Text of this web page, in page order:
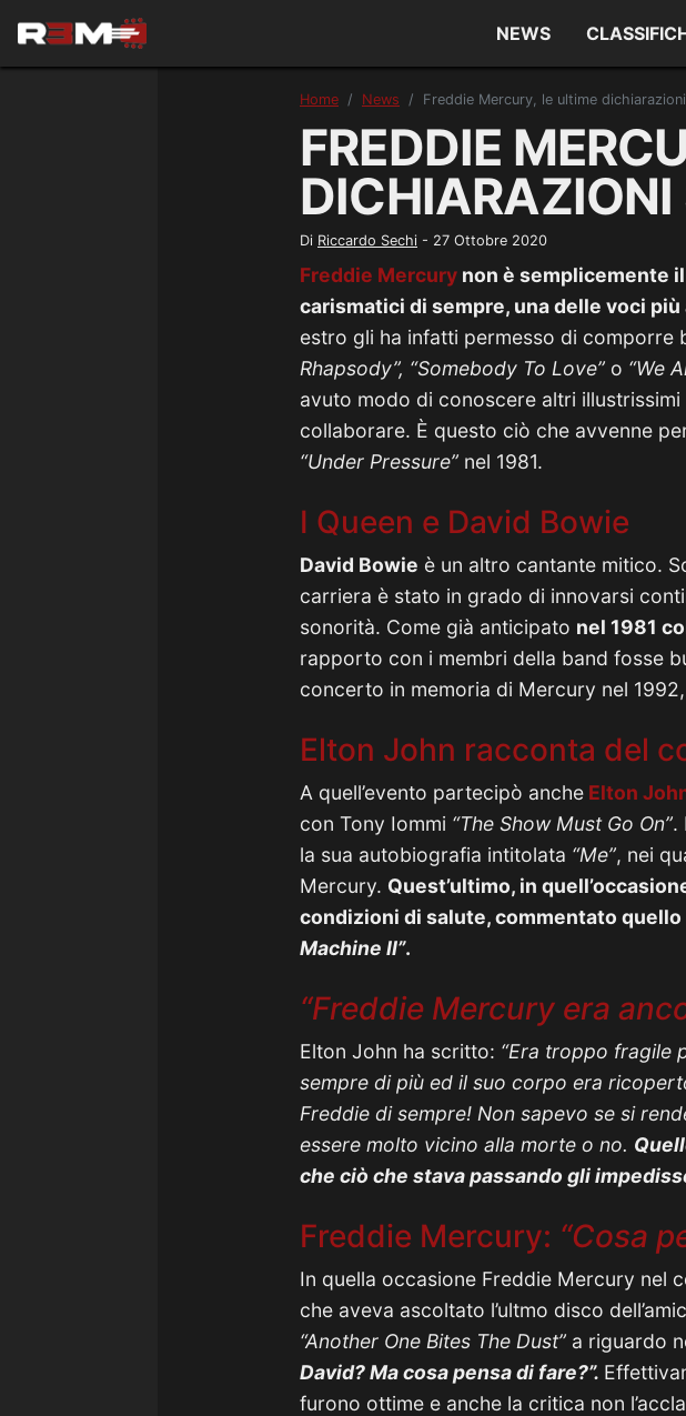
NEWS
Home News Freddie Mercury, le ultime
FREDDIE
DICHIARAZIONI
Di Riccardo Sechi - 27 Ottobre 2020
Freddie Mercury non è semplicemente
carismatici di sempre, una delle voci
estro gli ha infatti permesso di comporre
Rhapsody”, “Somebody To Love” o “We
avuto modo di conoscere altri
collaborare. È questo ciò che avvenne
“Under Pressure” nel 1981.
I Queen e David Bowie
David Bowie è un altro cantante mitico.
carriera è stato in grado di innovarsi
sonorità. Come già anticipato nel 1981
rapporto con i membri della band fosse
concerto in memoria di Mercury nel
Elton John racconta del
A quell’evento partecipò anche Elton
con Tony Iommi “The Show Must Go On”.
la sua autobiografia intitolata “Me”, nei
Mercury. Quest’ultimo, in
condizioni di salute, commentato quello
Machine II”.
“Freddie Mercury era
Elton John ha scritto: “Era troppo fragile
sempre di più ed il suo corpo era
Freddie di sempre! Non sapevo se si
essere molto vicino alla morte o no.
che ciò che stava passando gli
Freddie Mercury: “Cosa
In quella occasione Freddie Mercury nel
che aveva ascoltato l’ultmo disco
“Another One Bites The Dust” a riguardo
David? Ma cosa pensa di fare?”.
furono ottime e anche la critica non